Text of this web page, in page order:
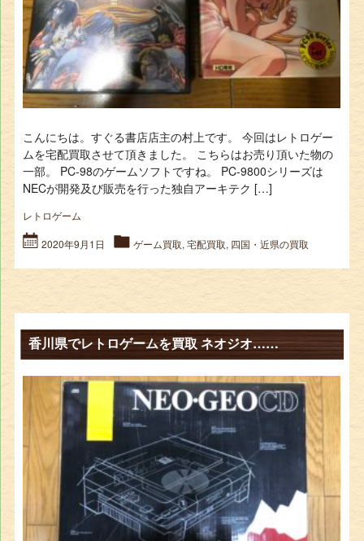
こんにちは。すぐる書店店主の村上です。 今回はレトロゲー
ムを宅配買取させて頂きました。 こちらはお売り頂いた物の
一部。 PC-98のゲームソフトですね。 PC-9800シリーズは
NECが開発及び販売を行った独自アーキテク […]
レトロゲーム
2020年9月1日 ゲーム買取,宅配買取, 四国・近県の買取
香川県でレトロゲームを買取 ネオジオ……